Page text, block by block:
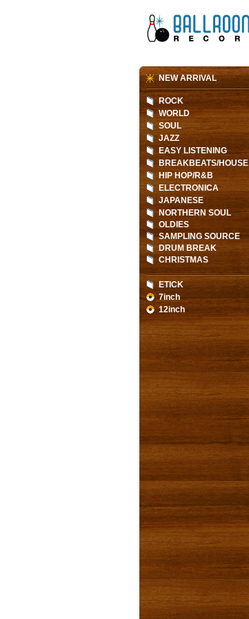
NEW ARRIVAL
ROCK
WORLD
SOUL
JAZZ
EASY LISTENING
BREAKBEATS/HOUSE
HIP HOP/R&B
ELECTRONICA
JAPANESE
NORTHERN SOUL
OLDIES
SAMPLING SOURCE
DRUM BREAK
CHRISTMAS
ETICK
7inch
12inch